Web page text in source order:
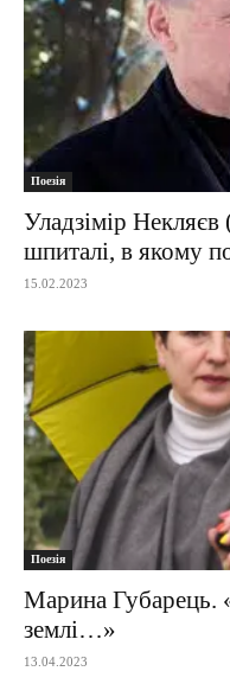
Поезія
Уладзімір
шпиталі, в якому
15.02.2023
Поезія
Марина Губарець.
землі…»
13.04.2023